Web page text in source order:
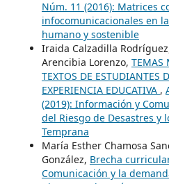
Núm. 11 (2016): Matrices
infocomunicacionales en
humano y sostenible
Iraida Calzadilla
Arencibia Lorenzo, TEMAS
TEXTOS DE ESTUDIANTES
EXPERIENCIA EDUCATIVA ,
(2019): Información y
del Riesgo de Desastres y
Temprana
María Esther Chamosa
González, Brecha
Comunicación y la